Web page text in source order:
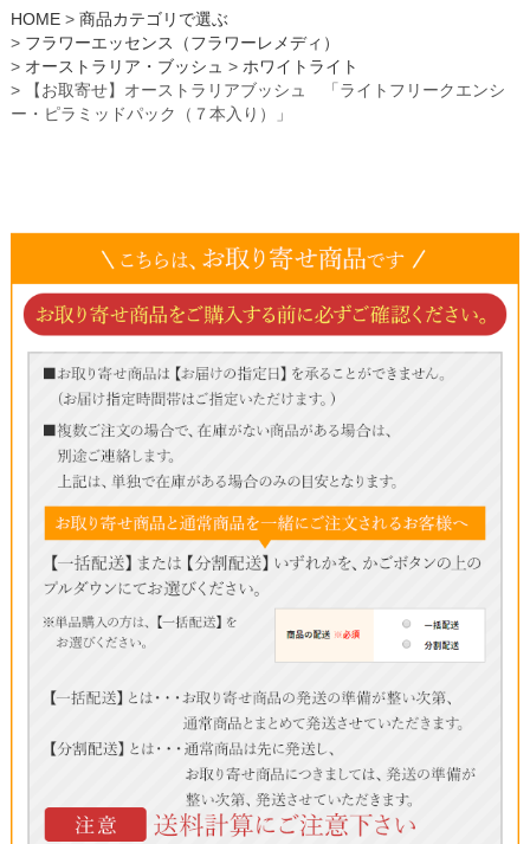
HOME
商品カテゴリで選ぶ
フラワーエッセンス（フラワーレメディ）
オーストラリア・ブッシュ
ホワイトライト
【お取寄せ】オーストラリアブッシュ 「ライトフリークエンシ
ー・ピラミッドパック（７本入り）」